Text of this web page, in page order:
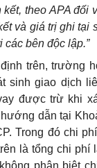
kết, theo APA đối
và giá trị ghi tại
bên độc lập.”
trên, trường
sinh giao dịch
được trừ khi
dẫn tại
Trong đó chi
là tổng chi phí
phân biệt